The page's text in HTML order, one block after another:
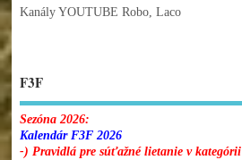
Kanály YOUTUBE Robo, Laco
F3F
Sezóna 2026:
Kalendár F3F 2026
-) Pravidlá pre súťažné lietanie v kategórii